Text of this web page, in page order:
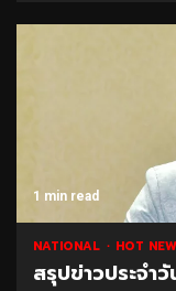
1 min read
NATIONAL HOT
สรุปข่าวประจำ